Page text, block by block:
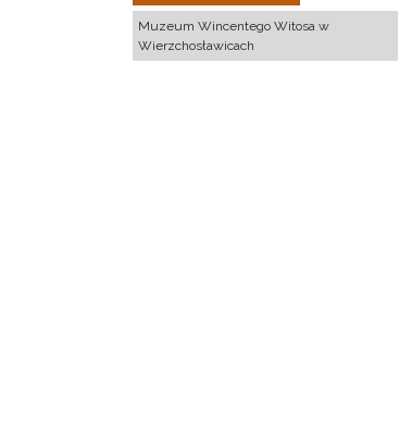
Muzeum Wincentego Witosa w
Wierzchosławicach